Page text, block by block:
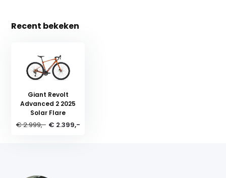
Recent bekeken
Giant Revolt
Advanced 2 2025
Solar Flare
€ 2.999,- € 2.399,-